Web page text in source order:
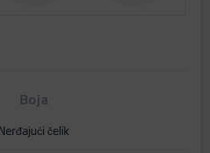
Boja
Nerđajući čelik